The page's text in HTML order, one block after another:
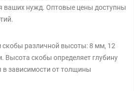
ваших нужд. Оптовые цены доступны
различной высоты: 8 мм, 12
скобы определяет глубину
в зависимости от толщины